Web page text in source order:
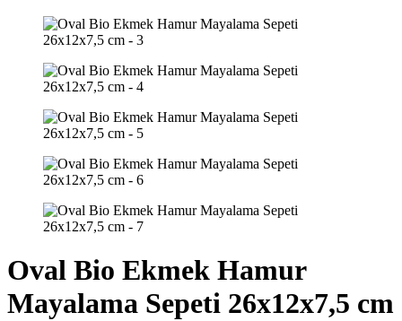
Oval Bio Ekmek Hamur
Mayalama Sepeti 26x12x7,5 cm